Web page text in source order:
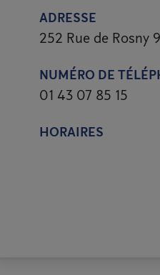
ADRESSE
252 Rue de Rosny
NUMÉRO DE
01 43 07 85 15
HORAIRES